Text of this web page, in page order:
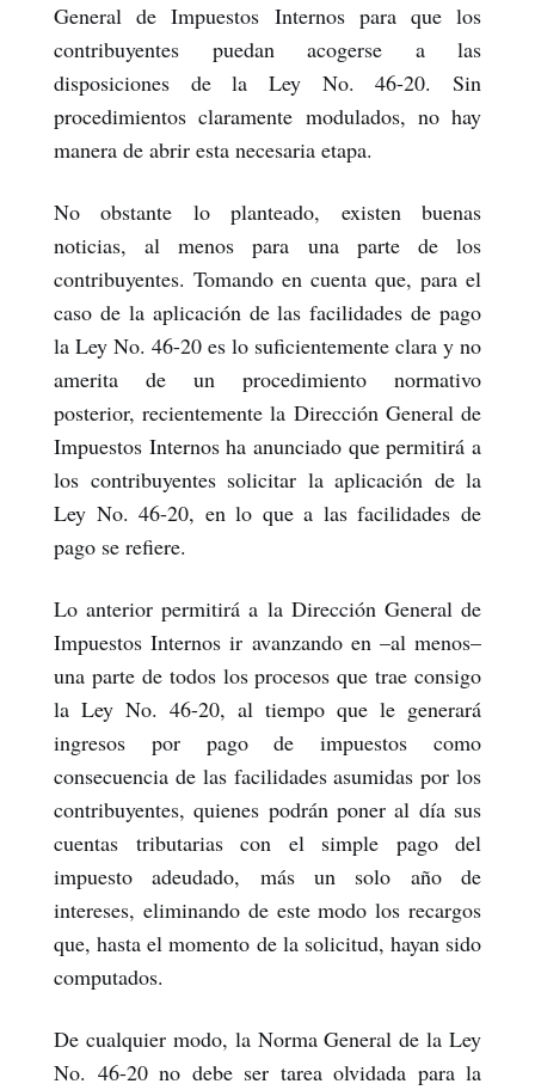
General de Impuestos Internos para que los
contribuyentes puedan acogerse a las
disposiciones de la Ley No. 46-20. Sin
procedimientos claramente modulados, no hay
manera de abrir esta necesaria etapa.
No obstante lo planteado, existen buenas
noticias, al menos para una parte de los
contribuyentes. Tomando en cuenta que, para el
caso de la aplicación de las facilidades de pago
la Ley No. 46-20 es lo suficientemente clara y no
amerita de un procedimiento normativo
posterior, recientemente la Dirección General de
Impuestos Internos ha anunciado que permitirá a
los contribuyentes solicitar la aplicación de la
Ley No. 46-20, en lo que a las facilidades de
pago se refiere.
Lo anterior permitirá a la Dirección General de
Impuestos Internos ir avanzando en –al menos–
una parte de todos los procesos que trae consigo
la Ley No. 46-20, al tiempo que le generará
ingresos por pago de impuestos como
consecuencia de las facilidades asumidas por los
contribuyentes, quienes podrán poner al día sus
cuentas tributarias con el simple pago del
impuesto adeudado, más un solo año de
intereses, eliminando de este modo los recargos
que, hasta el momento de la solicitud, hayan sido
computados.
De cualquier modo, la Norma General de la Ley
No. 46-20 no debe ser tarea olvidada para la